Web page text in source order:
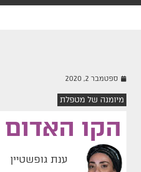
ספטמבר 2, 2020
מיומנה של מטפלת
הקו האדום
ענת גופשטיין